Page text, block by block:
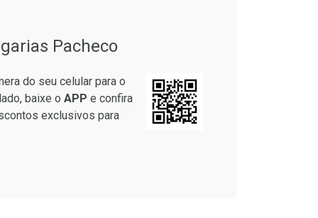
Pacheco
do seu celular para o
baixe o APP e confira
exclusivos para